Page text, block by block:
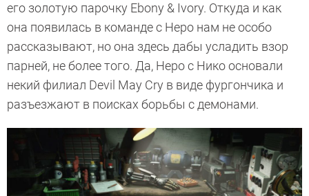
его золотую парочку Ebony & Ivory. Откуда и как
она появилась в команде с Неро нам не особо
рассказывают, но она здесь дабы усладить взор
парней, не более того. Да, Неро с Нико основали
некий филиал Devil May Cry в виде фургончика и
разъезжают в поисках борьбы с демонами.